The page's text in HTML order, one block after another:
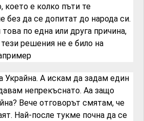
което е колко пъти те
без да се допитат до народа си.
по една или друга причина,
решения не е било на
Украйна. А искам да задам един
непрекъснато. Аа защо
Вече отговорът смятам, че
Най-после тукме почна да се